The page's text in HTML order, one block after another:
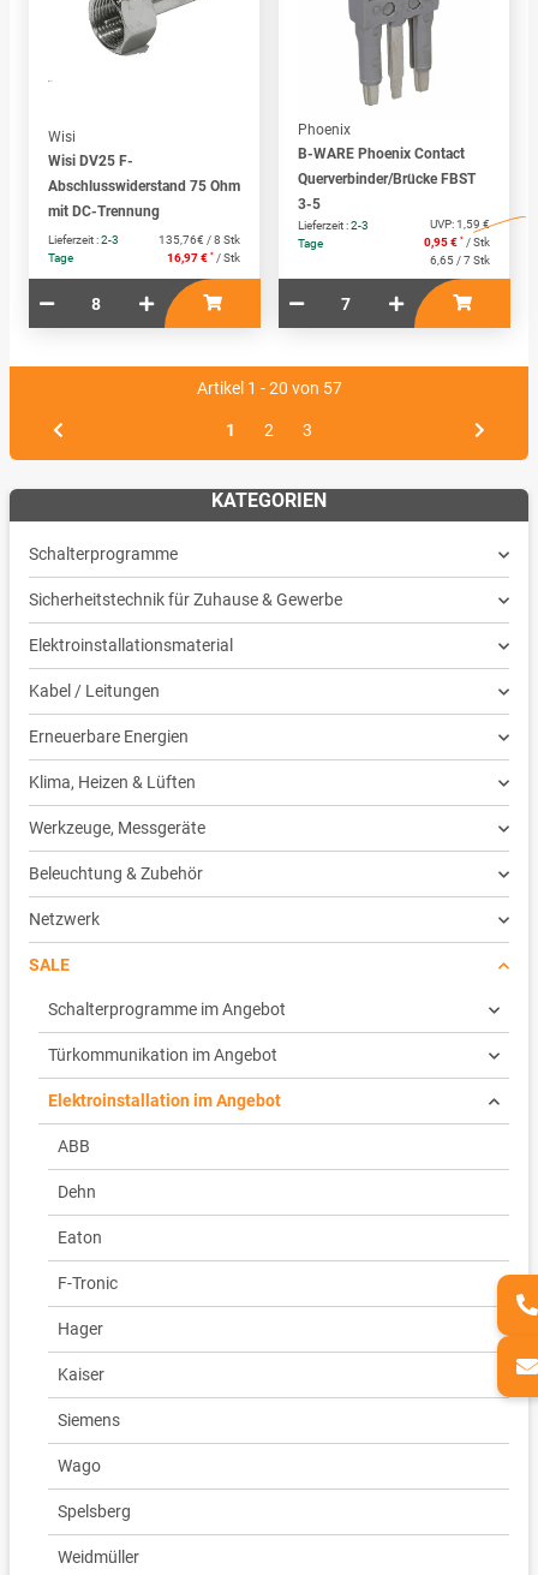
Wisi
Wisi DV25 F-
Abschlusswiderstand 75 Ohm
mit DC-Trennung
Lieferzeit :2-3
Tage
16,97 € * / Stk
135,76€ / 8 Stk
Phoenix
B-WARE Phoenix Contact
Querverbinder/Brücke FBST
3-5
Lieferzeit :2-3
Tage
UVP:1,59 €
0,95 € * / Stk
6,65 / 7 Stk
Artikel 1 - 20 von 57
1 2 3
KATEGORIEN
Schalterprogramme
Sicherheitstechnik für Zuhause & Gewerbe
Elektroinstallationsmaterial
Kabel / Leitungen
Erneuerbare Energien
Klima, Heizen & Lüften
Werkzeuge, Messgeräte
Beleuchtung & Zubehör
Netzwerk
SALE
Schalterprogramme im Angebot
Türkommunikation im Angebot
Elektroinstallation im Angebot
ABB
Dehn
Eaton
F-Tronic
Hager
Kaiser
Siemens
Wago
Spelsberg
Weidmüller